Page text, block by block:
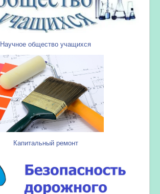
Научное общество учащихся
Капитальный ремонт